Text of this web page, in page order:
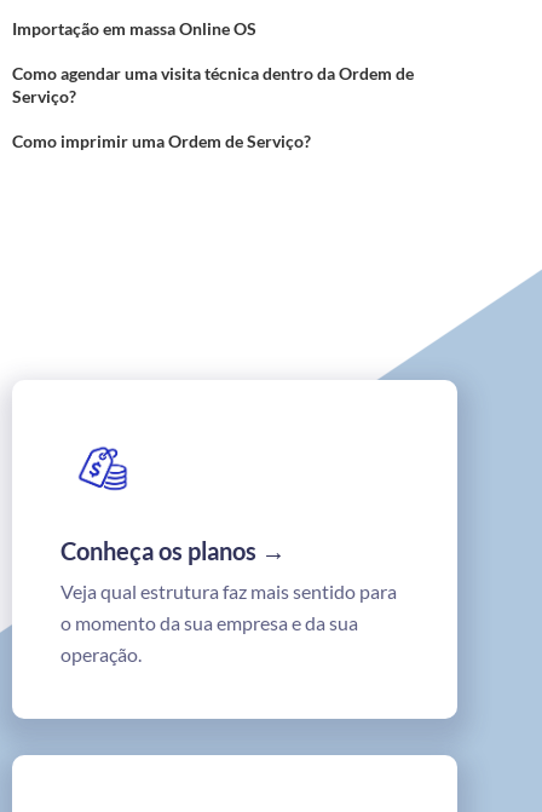
Importação em massa Online OS
Como agendar uma visita técnica dentro da Ordem de
Serviço?
Como imprimir uma Ordem de Serviço?
Conheça os planos →
Veja qual estrutura faz mais sentido para
o momento da sua empresa e da sua
operação.